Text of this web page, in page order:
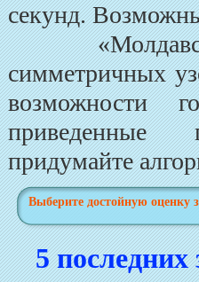
секунд.
«Молдавская
симметричных
возможности
приведенные
придумайте
Выберите достойную оценку
5